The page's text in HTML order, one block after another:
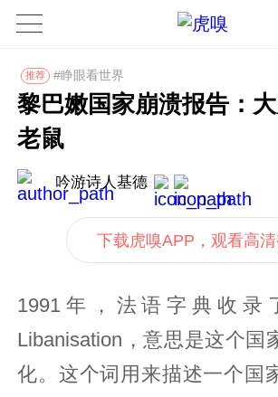
推荐 #睁眼看世界
黎巴嫩国家崩溃报告：
老鼠
吟游诗人基德
下载虎嗅APP，观看高
1991年，法语字典收录
Libanisation，意思是这个国
化。这个词用来描述一个国